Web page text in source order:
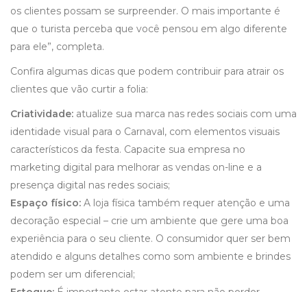
os clientes possam se surpreender. O mais importante é
que o turista perceba que você pensou em algo diferente
para ele”, completa.
Confira algumas dicas que podem contribuir para atrair os
clientes que vão curtir a folia:
Criatividade: atualize sua marca nas redes sociais com uma
identidade visual para o Carnaval, com elementos visuais
característicos da festa. Capacite sua empresa no
marketing digital para melhorar as vendas on-line e a
presença digital nas redes sociais;
Espaço físico: A loja física também requer atenção e uma
decoração especial – crie um ambiente que gere uma boa
experiência para o seu cliente. O consumidor quer ser bem
atendido e alguns detalhes como som ambiente e brindes
podem ser um diferencial;